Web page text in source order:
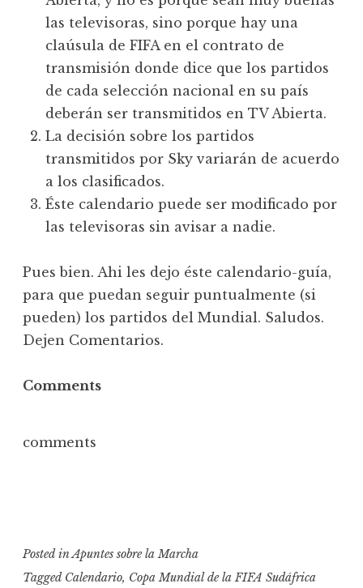
las televisoras, sino porque hay una
claúsula de FIFA en el contrato de
transmisión donde dice que los partidos
de cada selección nacional en su país
deberán ser transmitidos en TV Abierta.
La decisión sobre los partidos
transmitidos por Sky variarán de acuerdo
a los clasificados.
Éste calendario puede ser modificado por
las televisoras sin avisar a nadie.
Pues bien. Ahi les dejo éste calendario-guía,
para que puedan seguir puntualmente (si
pueden) los partidos del Mundial. Saludos.
Dejen Comentarios.
Comments
comments
Posted inApuntes sobre la Marcha
Tagged Calendario, Copa Mundial de la FIFA Sudáfrica